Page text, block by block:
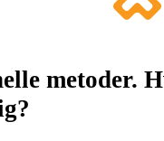
metoder.